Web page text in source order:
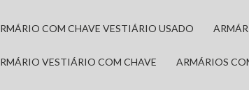
ARMÁRIO COM CHAVE VESTIÁRIO USADO
ARMÁRIO VESTIÁRIO COM CHAVE ARMÁRIOS